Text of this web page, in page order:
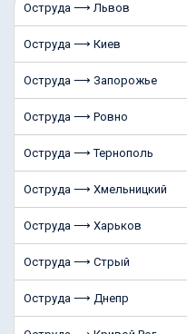
Оструда ⟶ Львов
Оструда ⟶ Киев
Оструда ⟶ Запорожье
Оструда ⟶ Ровно
Оструда ⟶ Тернополь
Оструда ⟶ Хмельницкий
Оструда ⟶ Харьков
Оструда ⟶ Стрый
Оструда ⟶ Днепр